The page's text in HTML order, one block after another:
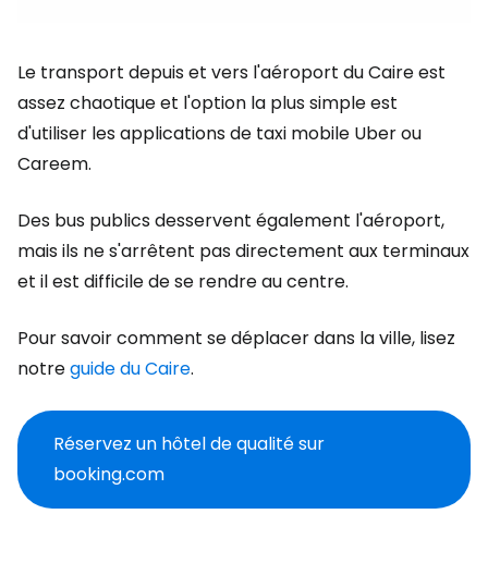
Le transport depuis et vers l'aéroport du Caire est
assez chaotique et l'option la plus simple est
d'utiliser les applications de taxi mobile Uber ou
Careem.
Des bus publics desservent également l'aéroport,
mais ils ne s'arrêtent pas directement aux terminaux
et il est difficile de se rendre au centre.
Pour savoir comment se déplacer dans la ville, lisez
notreguide du Caire.
Réservez un hôtel de qualité sur
booking.com